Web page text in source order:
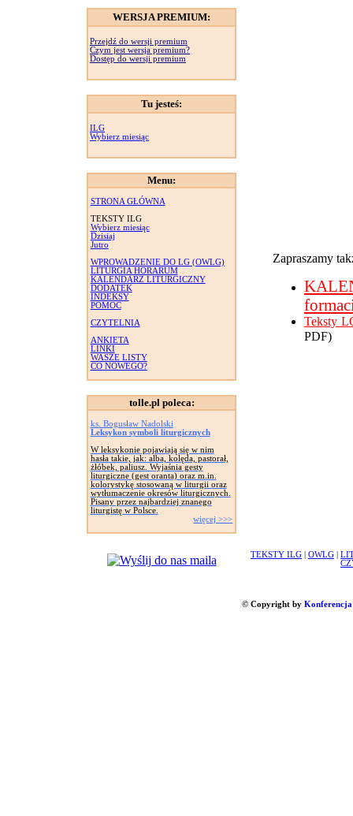
WERSJA PREMIUM:
Przejdź do wersji premium
Czym jest wersja premium?
Dostęp do wersji premium
Tu jesteś:
ILG
Wybierz miesiąc
Menu:
STRONA GŁÓWNA
TEKSTY ILG
Wybierz miesiąc
Dzisiaj
Jutro
WPROWADZENIE DO LG (OWLG)
LITURGIA HORARUM
KALENDARZ LITURGICZNY
DODATEK
INDEKSY
POMOC
CZYTELNIA
ANKIETA
LINKI
WASZE LISTY
CO NOWEGO?
tolle.pl poleca:
ks. Bogusław Nadolski
Leksykon symboli liturgicznych
W leksykonie pojawiają się w nim
hasła takie, jak: alba, kolęda, pastorał,
żłóbek, paliusz. Wyjaśnia gesty
liturgiczne (gest oranta) oraz m.in.
kolorystykę stosowaną w liturgii oraz
wytłumaczenie okresów liturgicznych.
Pisany przez najbardziej znanego
liturgistę w Polsce.
więcej >>>
Zapraszamy
Teksty
PDF)
TEKSTY ILG OWLG
© Copyright by Konferencja